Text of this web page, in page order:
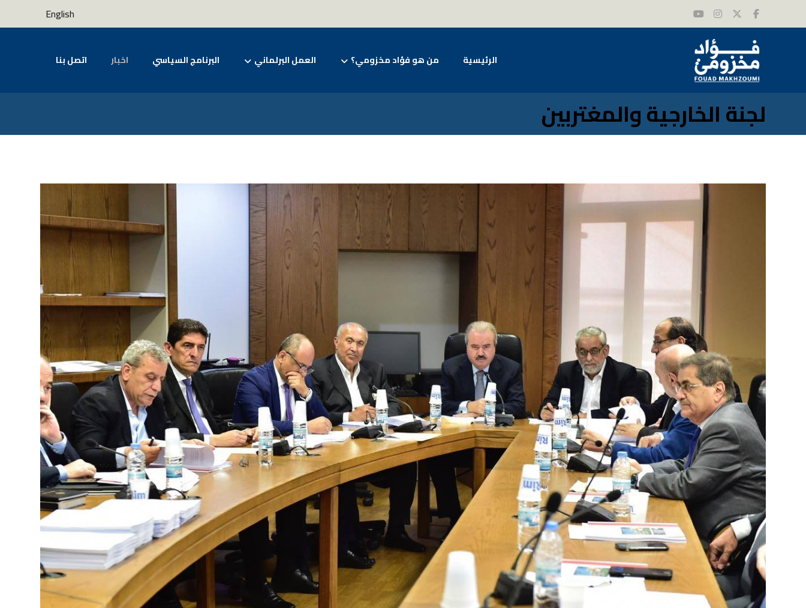
English
الرئيسية من هو فؤاد مخزومي؟ العمل البرلماني البرنامج السياسي اخبار اتصل بنا
لجنة الخارجية والمغتربين